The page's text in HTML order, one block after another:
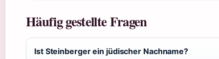
Häufig gestellte Fragen
Ist Steinberger ein jüdischer Nachname?